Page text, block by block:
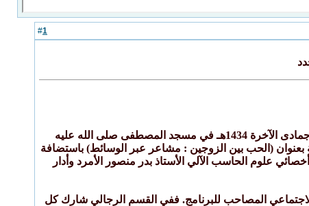
1
افتتح مشروع الزواج الخيري بجمعية تاروت الخيرية للخدمات الاجتماعية مساء الأربعاء ليلة الخميس 7 جمادى الآخرة 1434هـ في مسجد المصطفى صلى الله عليه
بعنوان (الحب بين الزوجين : مشاعر عبر الوسائط) باستضافة
علوم الحاسب الآلي الأستاذ بدر منصور الأمرد وأدار
المصاحب للبرنامج. ففي القسم الرجالي شارك كل